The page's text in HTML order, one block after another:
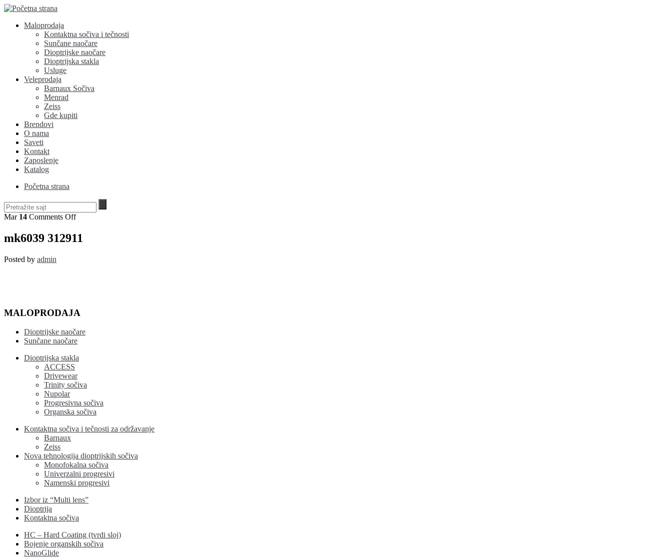
Maloprodaja
Kontaktna sočiva i tečnosti
Sunčane naočare
Dioptrijske naočare
Dioptrijska stakla
Usluge
Veleprodaja
Barnaux Sočiva
Menrad
Zeiss
Gde kupiti
Brendovi
O nama
Saveti
Kontakt
Zaposlenje
Katalog
Početna strana
Mar 14 Comments Offon
312911
mk6039 312911
Posted by admin
MALOPRODAJA
Dioptrijske naočare
Sunčane naočare
Dioptrijska stakla
ACCESS
Drivewear
Trinity sočiva
Nupolar
Progresivna sočiva
Organska sočiva
Kontaktna sočiva i tečnosti za održavanje
Barnaux
Zeiss
Nova tehnologija dioptrijskih sočiva
Monofokalna sočiva
Univerzalni progresivi
Namenski progresivi
Izbor iz “Multi lens”
Dioptrija
Kontaktna sočiva
HC – Hard Coating (tvrdi sloj)
Bojenje organskih sočiva
NanoGlide